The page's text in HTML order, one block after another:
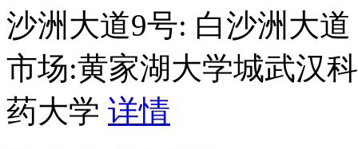
沙洲大道9号: 白沙洲大
市场:黄家湖大学城武汉
药大学 详情